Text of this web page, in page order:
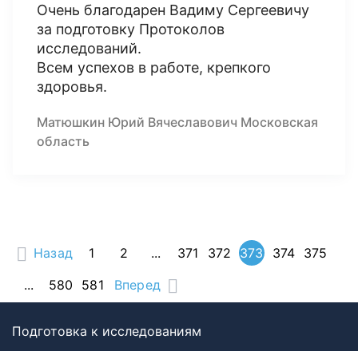
Очень благодарен Вадиму Сергеевичу
за подготовку Протоколов
исследований.
Всем успехов в работе, крепкого
здоровья.
Матюшкин Юрий Вячеславович Московская
область
Назад 1 2 ... 371 372 373 374 375
...
580 581 Вперед
Подготовка к исследованиям